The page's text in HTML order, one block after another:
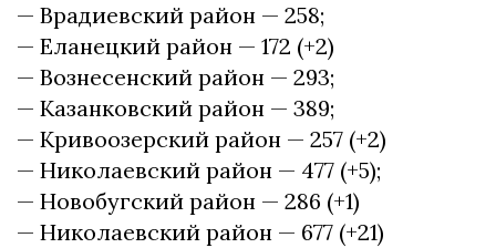
— Врадиевский район — 258;
— Еланецкий район — 172 (+2)
— Вознесенский район — 293;
— Казанковский район — 389;
— Кривоозерский район — 257 (+2)
— Николаевский район — 477 (+5);
— Новобугский район — 286 (+1)
— Николаевский район — 677 (+21)